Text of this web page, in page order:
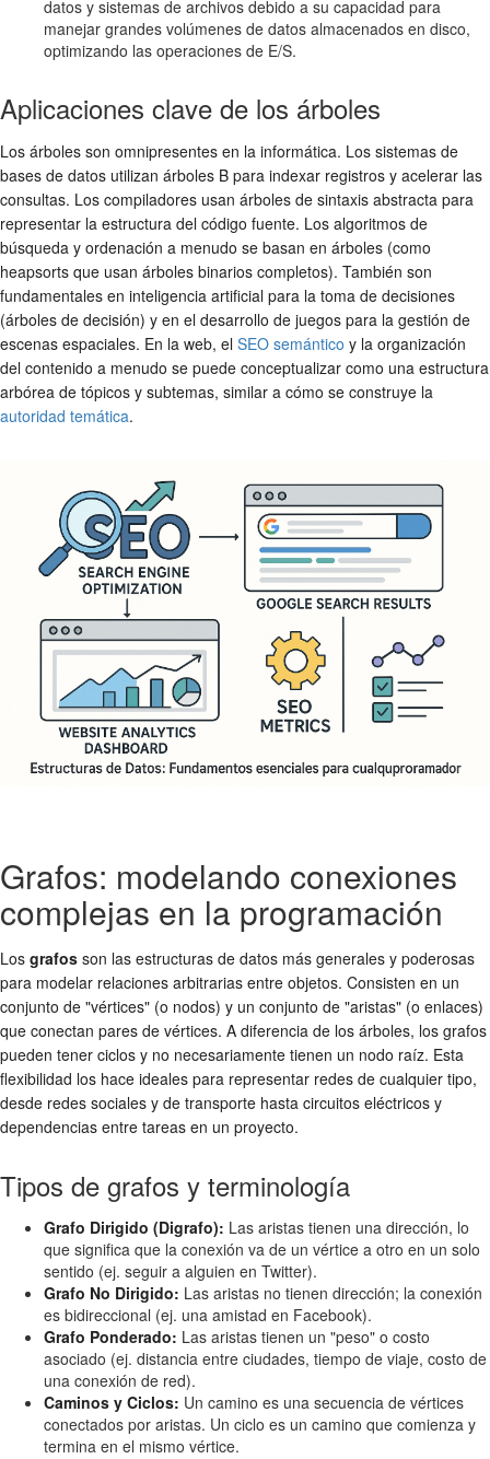
datos y sistemas de archivos debido a su capacidad para
manejar grandes volúmenes de datos almacenados en disco,
optimizando las operaciones de E/S.
Aplicaciones clave de los árboles
Los árboles son omnipresentes en la informática. Los sistemas de
bases de datos utilizan árboles B para indexar registros y acelerar las
consultas. Los compiladores usan árboles de sintaxis abstracta para
representar la estructura del código fuente. Los algoritmos de
búsqueda y ordenación a menudo se basan en árboles (como
heapsorts que usan árboles binarios completos). También son
fundamentales en inteligencia artificial para la toma de decisiones
(árboles de decisión) y en el desarrollo de juegos para la gestión de
escenas espaciales. En la web, el SEO semántico y la organización
del contenido a menudo se puede conceptualizar como una estructura
arbórea de tópicos y subtemas, similar a cómo se construye la
autoridad temática.
Grafos: modelando conexiones
complejas en la programación
Los grafos son las estructuras de datos más generales y poderosas
para modelar relaciones arbitrarias entre objetos. Consisten en un
conjunto de "vértices" (o nodos) y un conjunto de "aristas" (o enlaces)
que conectan pares de vértices. A diferencia de los árboles, los grafos
pueden tener ciclos y no necesariamente tienen un nodo raíz. Esta
flexibilidad los hace ideales para representar redes de cualquier tipo,
desde redes sociales y de transporte hasta circuitos eléctricos y
dependencias entre tareas en un proyecto.
Tipos de grafos y terminología
Grafo Dirigido (Digrafo): Las aristas tienen una dirección, lo
que significa que la conexión va de un vértice a otro en un solo
sentido (ej. seguir a alguien en Twitter).
Grafo No Dirigido: Las aristas no tienen dirección; la conexión
es bidireccional (ej. una amistad en Facebook).
Grafo Ponderado: Las aristas tienen un "peso" o costo
asociado (ej. distancia entre ciudades, tiempo de viaje, costo de
una conexión de red).
Caminos y Ciclos: Un camino es una secuencia de vértices
conectados por aristas. Un ciclo es un camino que comienza y
termina en el mismo vértice.